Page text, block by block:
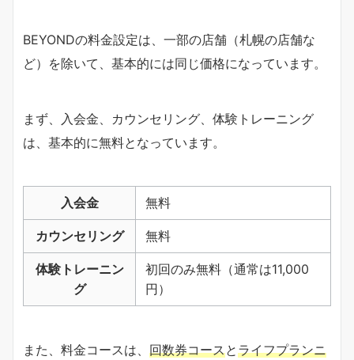
BEYONDの料金設定は、一部の店舗（札幌の店舗な
ど）を除いて、基本的には同じ価格になっています。
まず、入会金、カウンセリング、体験トレーニング
は、基本的に無料となっています。
入会金 無料
カウンセリング 無料
体験トレーニン
グ
初回のみ無料（通常は11,000
円）
また、料金コースは、 回数券コースとライフプランニ